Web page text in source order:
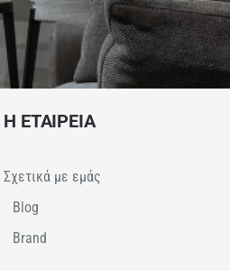
Η ΕΤΑΙΡΕΙΑ
Σχετικά με εμάς
Blog
Brand